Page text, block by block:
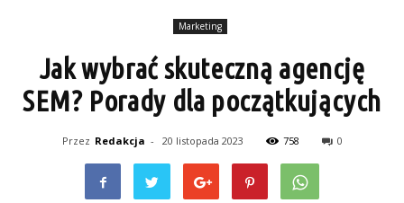
Marketing
Jak wybrać skuteczną agencję
SEM? Porady dla początkujących
Przez Redakcja - 20 listopada 2023 758 0